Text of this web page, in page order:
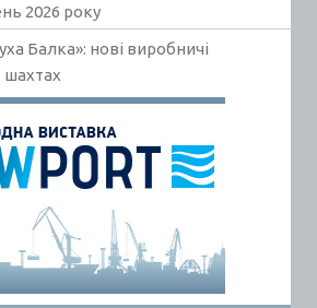
2026 року
Балка»: нові виробничі
шахтах